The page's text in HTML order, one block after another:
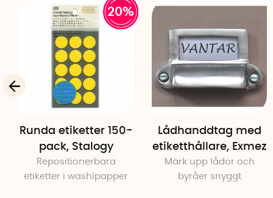
20%
Runda etiketter 150-
pack, Stalogy
Repositionerbara
etiketter i washipapper
Lådhanddtag med
etiketthållare, Exmez
Märk upp lådor och
byråer snyggt